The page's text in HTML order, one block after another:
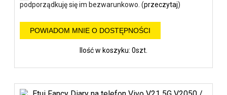
podporządkuję się im bezwarunkowo. (przeczytaj)
POWIADOM MNIE O DOSTĘPNOŚCI
Ilość w koszyku: 0szt.